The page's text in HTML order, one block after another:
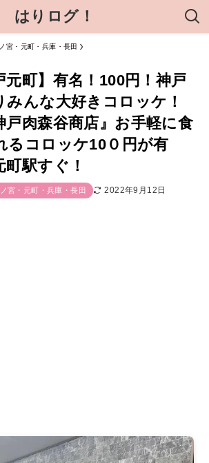
はりログ！
宮・元町・兵庫・長田
元町】有名！100円！神戸
みんな大好きコロッケ！
戸肉森谷商店』お手軽に食
るコロッケ10０円が有
町駅すぐ！
宮・元町・兵庫・長田 2022年9月12日